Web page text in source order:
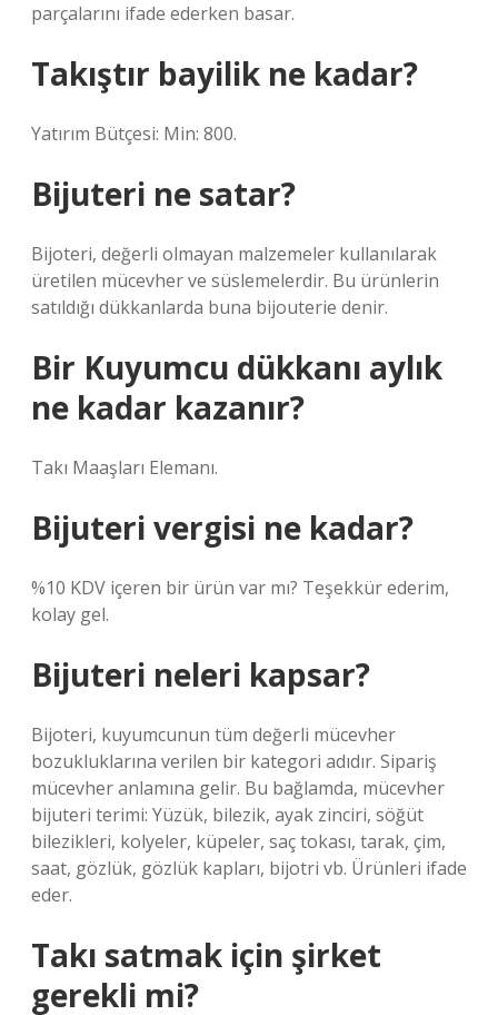
parçalarını ifade ederken basar.
Takıştır bayilik ne kadar?
Yatırım Bütçesi: Min: 800.
Bijuteri ne satar?
Bijoteri, değerli olmayan malzemeler kullanılarak
üretilen mücevher ve süslemelerdir. Bu ürünlerin
satıldığı dükkanlarda buna bijouterie denir.
Bir Kuyumcu dükkanı aylık
ne kadar kazanır?
Takı Maaşları Elemanı.
Bijuteri vergisi ne kadar?
%10 KDV içeren bir ürün var mı? Teşekkür ederim,
kolay gel.
Bijuteri neleri kapsar?
Bijoteri, kuyumcunun tüm değerli mücevher
bozukluklarına verilen bir kategori adıdır. Sipariş
mücevher anlamına gelir. Bu bağlamda, mücevher
bijuteri terimi: Yüzük, bilezik, ayak zinciri, söğüt
bilezikleri, kolyeler, küpeler, saç tokası, tarak, çim,
saat, gözlük, gözlük kapları, bijotri vb. Ürünleri ifade
eder.
Takı satmak için şirket
gerekli mi?